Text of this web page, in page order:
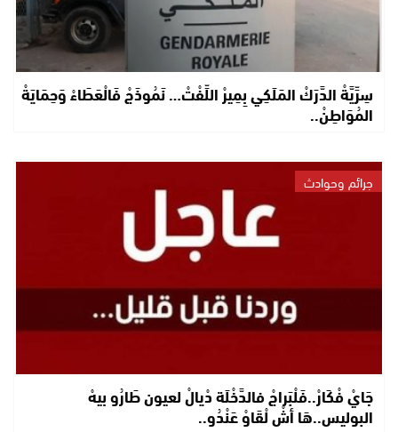
سِرِّيَّةْ الدَّرَكْ المَلَكِي بِمِيرْ اللِّفْتْ… نَمُوذَجْ فَالْعَطَاءْ وَحِمَايَةْ
المُوَاطِنْ..
جرائم وحوادث
جَايْ فْكَارْ..فَلْبَراجْ فالدَّخْلَة دْيالْ لعيون طَارُو بيهْ
البوليس..هَا أشْ لْقَاوْ عَنْدُو..